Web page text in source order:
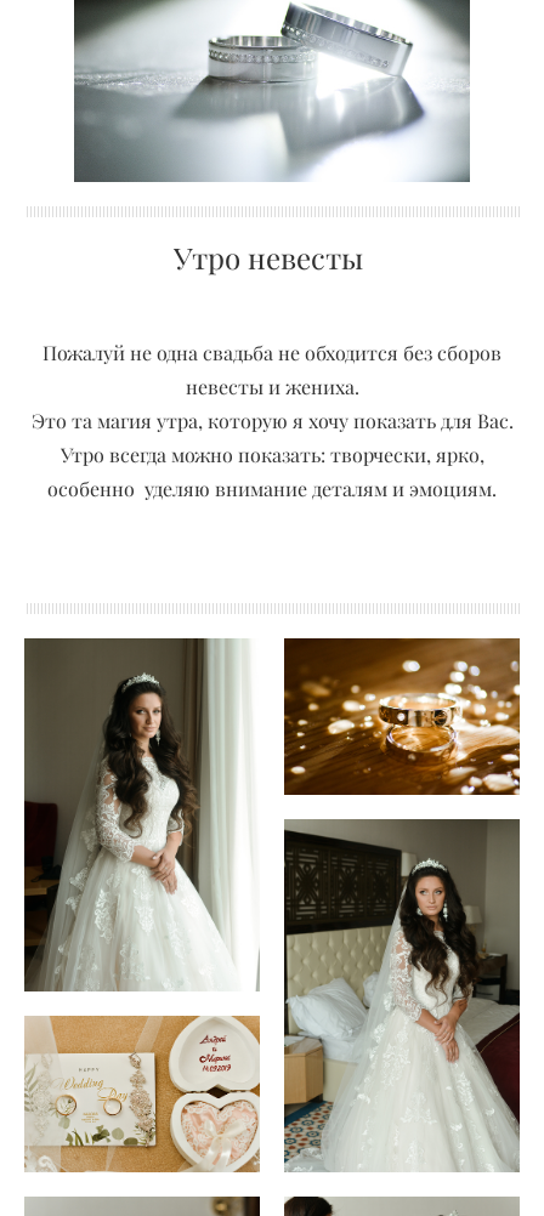
Утро невесты
Пожалуй не одна свадьба не обходится без сборов
невесты и жениха.
Это та магия утра, которую я хочу показать для Вас.
Утро всегда можно показать: творчески, ярко,
особенно уделяю внимание деталям и эмоциям.